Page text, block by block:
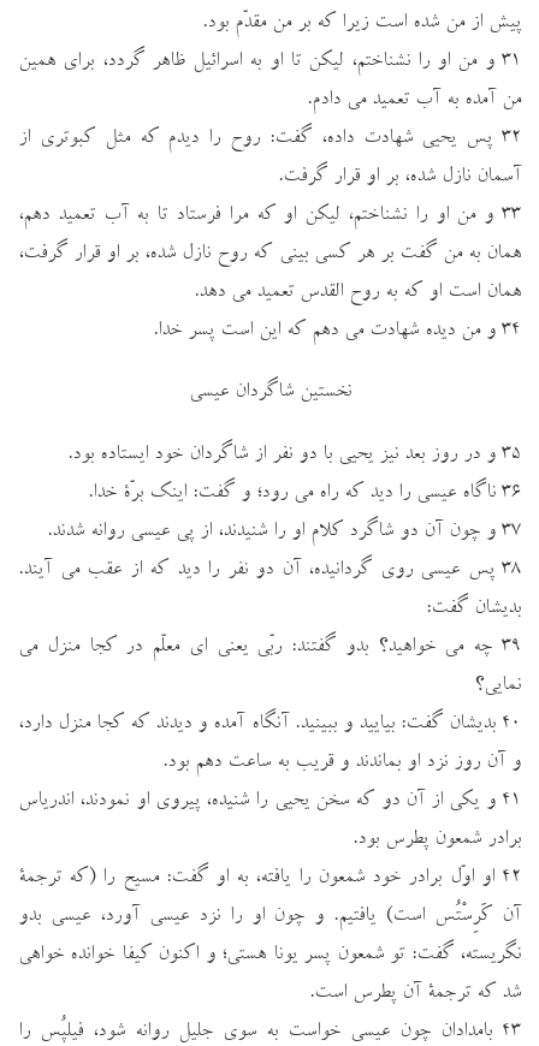
پيش از من شده است زيرا كه بر من مقدّم بود.
۳۱ و من او را نشناختم، ليكن تا او به اسرائيل ظاهر گردد، براي همين
من آمده به آب تعميد مي دادم.
۳۲ پس يحيي شهادت داده، گفت: روح را ديدم كه مثل كبوتري از
آسمان نازل شده، بر او قرار گرفت.
۳۳ و من او را نشناختم، ليكن او كه مرا فرستاد تا به آب تعميد دهم،
همان به من گفت بر هر كسي بيني كه روح نازل شده، بر او قرار گرفت،
همان است او كه به روح القدس تعميد مي دهد.
۳۴ و من ديده شهادت مي دهم كه اين است پسر خدا.
نخستین شاگردان عیسی
۳۵ و در روز بعد نيز يحيي با دو نفر از شاگردان خود ايستاده بود.
۳۶ ناگاه عيسي را ديد كه راه مي رود؛ و گفت: اينك برّة خدا.
۳۷ و چون آن دو شاگرد كلام او را شنيدند، از پي عيسي روانه شدند.
۳۸ پس عيسي روي گردانيده، آن دو نفر را ديد كه از عقب مي آيند.
بديشان گفت:
۳۹ چه مي خواهيد؟ بدو گفتند: ربّي يعني اي معلّم در كجا منزل مي
نمايي؟
۴۰ بديشان گفت: بياييد و ببينيد. آنگاه آمده و ديدند كه كجا منزل دارد،
و آن روز نزد او بماندند و قريب به ساعت دهم بود.
۴۱ و يكي از آن دو كه سخن يحيي را شنيده، پيروي او نمودند، اندرياس
برادر شمعون پطرس بود.
۴۲ او اوّل برادر خود شمعون را يافته، به او گفت: مسيح را (كه ترجمة
آن كَرِسْتُس است) يافتيم. و چون او را نزد عيسي آورد، عيسي بدو
نگريسته، گفت: تو شمعون پسر يونا هستي؛ و اكنون كيفا خوانده خواهي
شد كه ترجمة آن پطرس است.
۴۳ بامدادان چون عيسي خواست به سوي جليل روانه شود، فيلپُس را